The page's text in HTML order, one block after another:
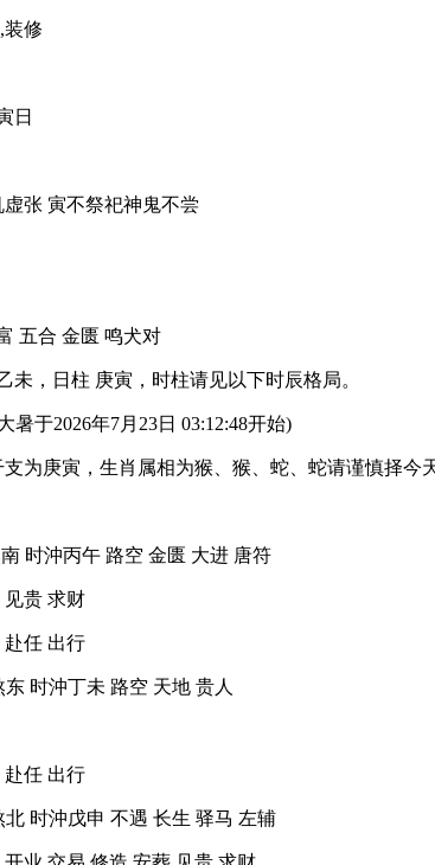
装修
日
张 寅不祭祀神鬼不尝
五合 金匮 鸣犬对
未，日柱 庚寅，时柱请见以下时辰格局。
暑于2026年7月23日 03:12:48开始)
为庚寅，生肖属相为猴、猴、蛇、蛇请谨慎择今天
时沖丙午 路空 金匮 大进 唐符
见贵 求财
赴任 出行
时沖丁未 路空 天地 贵人
赴任 出行
时沖戊申 不遇 长生 驿马 左辅